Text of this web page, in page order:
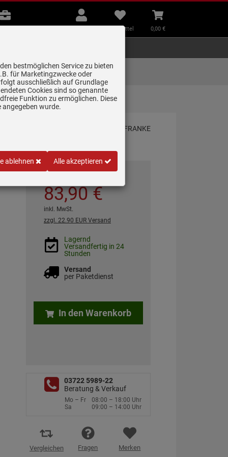
Beratung
Mein
Konto
Merkzettel
aufklappen
Merkzettel
Warenkorb
aufklappen
0,00 €
Lieferung zum
Wunschtermin
Grani…
83,90 €
inkl. MwSt.
zzgl. 22.90 EUR Versand
Lagernd
Versandfertig in 24
Stunden
Versand
per Paketdienst
In den Warenkorb
03722 5989-22
Beratung & Verkauf
Mo – Fr
08:00 – 18:00 Uhr
Sa
09:00 – 14:00 Uhr
Vergleichen Fragen Merken
bestmöglichen Service zu bieten
für Marketingzwecke oder
ausschließlich auf Grundlage
Cookies sind so genannte
Funktion zu ermöglichen. Diese
angegeben wurde.
ablehnen Alle akzeptieren